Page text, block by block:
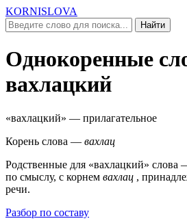
KORNISLOVA
Найти
Однокоренные
вахлацкий
«вахлацкий» — прилагательное
Корень слова — вахлац
Родственные для «вахлацкий» слова
по смыслу, c корнем вахлац ,
речи.
Разбор по составу